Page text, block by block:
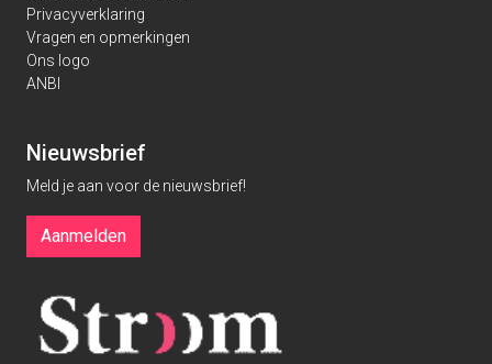
Privacyverklaring
Vragen en opmerkingen
Ons logo
ANBI
Nieuwsbrief
Meld je aan voor de nieuwsbrief!
Aanmelden